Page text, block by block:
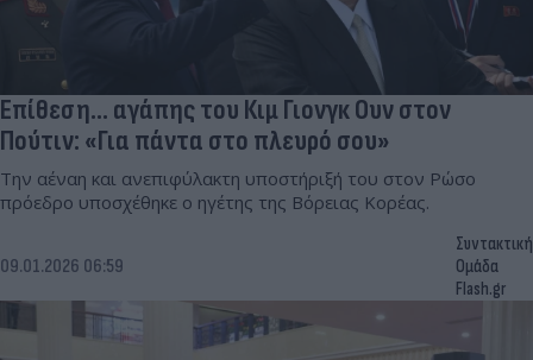
Επίθεση... αγάπης του Κιμ Γιονγκ Ουν στον
Πούτιν: «Για πάντα στο πλευρό σου»
Την αέναη και ανεπιφύλακτη υποστήριξή του στον Ρώσο
πρόεδρο υποσχέθηκε ο ηγέτης της Βόρειας Κορέας.
09.01.2026 06:59
Συντακτική
Ομάδα
Flash.gr